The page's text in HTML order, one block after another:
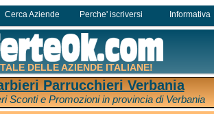
Cerca Aziende Perche' iscriversi Informativa
DELLE AZIENDE ITALIANE!
Parrucchieri Verbania
Sconti e Promozioni in provincia di Verbania